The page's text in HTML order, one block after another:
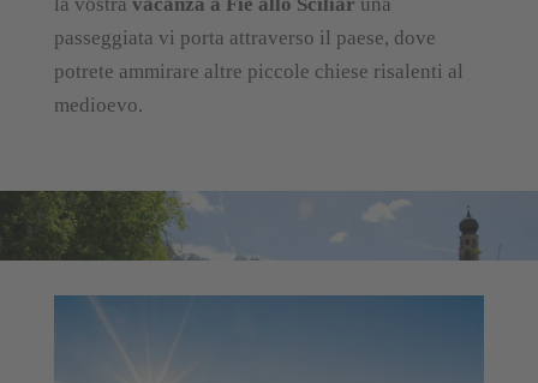
passeggiata vi porta attraverso il paese, dove
potrete ammirare altre piccole chiese risalenti al
medioevo.